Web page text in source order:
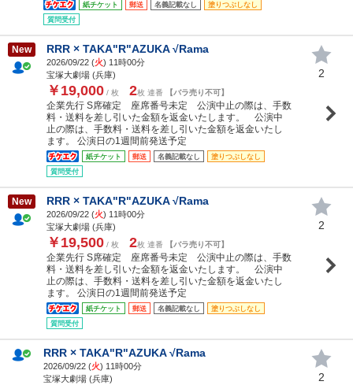
紙チケット 郵送 名義記載なし
塗りつぶしなし
質問受付
New RRR × TAKA"R"AZUKA √Rama
2026/09/22 (火) 11時00分
宝塚大劇場 (兵庫)
￥19,000 / 枚 2枚 連番 【バラ売り不可】
企業先行 S席確定 座席番号未定 公演中止の際は、手数
料・送料を差し引いた金額を返金いたします。 公演中
止の際は、手数料・送料を差し引いた金額を返金いたし
ます。 公演日の1週間前発送予定
紙チケット 郵送 名義記載なし
塗りつぶしなし
質問受付
2
New RRR × TAKA"R"AZUKA √Rama
2026/09/22 (火) 11時00分
宝塚大劇場 (兵庫)
￥19,500 / 枚 2枚 連番 【バラ売り不可】
企業先行 S席確定 座席番号未定 公演中止の際は、手数
料・送料を差し引いた金額を返金いたします。 公演中
止の際は、手数料・送料を差し引いた金額を返金いたし
ます。 公演日の1週間前発送予定
紙チケット 郵送 名義記載なし
塗りつぶしなし
質問受付
2
RRR × TAKA"R"AZUKA √Rama
2026/09/22 (火) 11時00分
宝塚大劇場 (兵庫)
2